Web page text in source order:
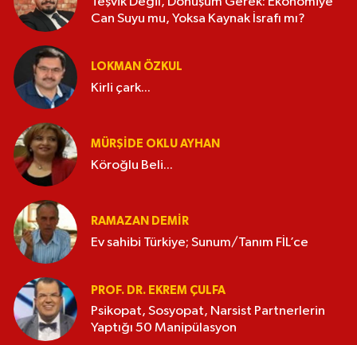
Can Suyu mu, Yoksa Kaynak İsrafı mı?
LOKMAN ÖZKUL
Kirli çark...
MÜRŞIDE OKLU AYHAN
Köroğlu Beli...
RAMAZAN DEMİR
Ev sahibi Türkiye; Sunum/Tanım FİL’ce
PROF. DR. EKREM ÇULFA
Psikopat, Sosyopat, Narsist Partnerlerin
Yaptığı 50 Manipülasyon